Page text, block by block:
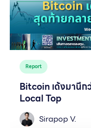
Report
Bitcoin เด้งมานึก
Local Top
Sirapop V.